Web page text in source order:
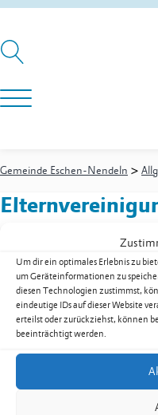
Um dir ein optimales Erlebnis zu
um Geräteinformationen zu
diesen Technologien zustimmst,
eindeutige IDs auf dieser Website
erteilst oder zurückziehst, können
beeinträchtigt werden.
Gemeinde Eschen-Nendeln >
Sebastianstrasse 54
9485Nendeln
E-Mail
Kontakt:BarmettlerKarin,
Gemeinde Eschen-Nendeln
St. Martins-Ring 2, 9492